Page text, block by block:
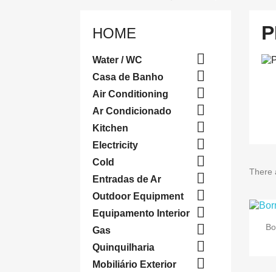
HOME
Water / WC 
Casa de Banho 
Air Conditioning 
Ar Condicionado 
Kitchen 
Electricity 
Cold 
Entradas de Ar 
Outdoor Equipment 
Equipamento Interior 
Gas 
Quinquilharia 
Mobiliário Exterior 
There